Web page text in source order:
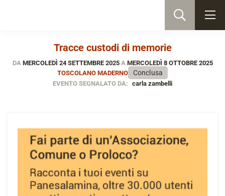
Tracce custodi di memorie
DAMERCOLEDÌ 24 SETTEMBRE 2025 AMERCOLEDÌ 8 OTTOBRE 2025
TOSCOLANO MADERNO
Conclusa
EVENTO SEGNALATO DA: carla zambelli